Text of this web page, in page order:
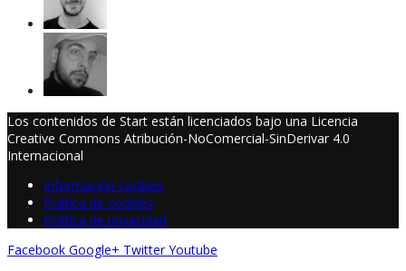
Los contenidos de Start están licenciados bajo una Licencia
Creative Commons Atribución-NoComercial-SinDerivar 4.0
Internacional
Información cookies
Política de cookies
Política de privacidad
Facebook Google+ Twitter Youtube